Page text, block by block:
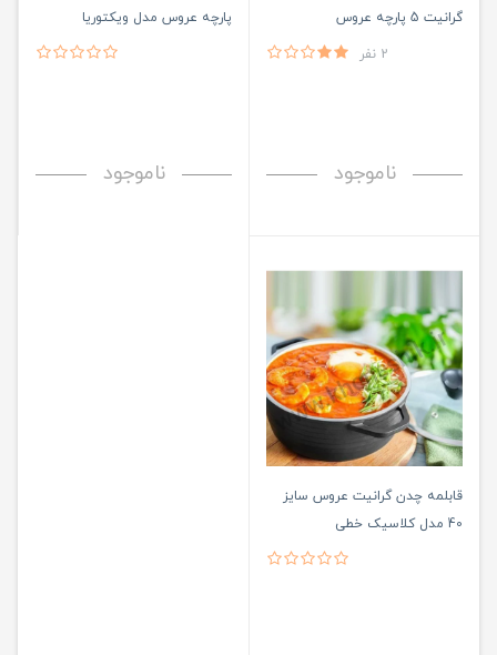
گرانیت 5 پارچه عروس
2 نفر
ناموجود
پارچه عروس مدل ویکتوریا
ناموجود
قابلمه چدن گرانیت عروس سایز
40 مدل کلاسیک خطی